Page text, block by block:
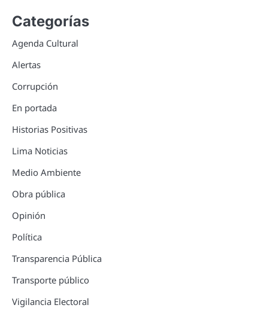
Categorías
Agenda Cultural
Alertas
Corrupción
En portada
Historias Positivas
Lima Noticias
Medio Ambiente
Obra pública
Opinión
Política
Transparencia Pública
Transporte público
Vigilancia Electoral